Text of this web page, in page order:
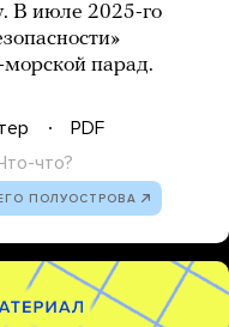
В июле 2025-го
парад.
PDF
что?
ПОЛУОСТРОВА